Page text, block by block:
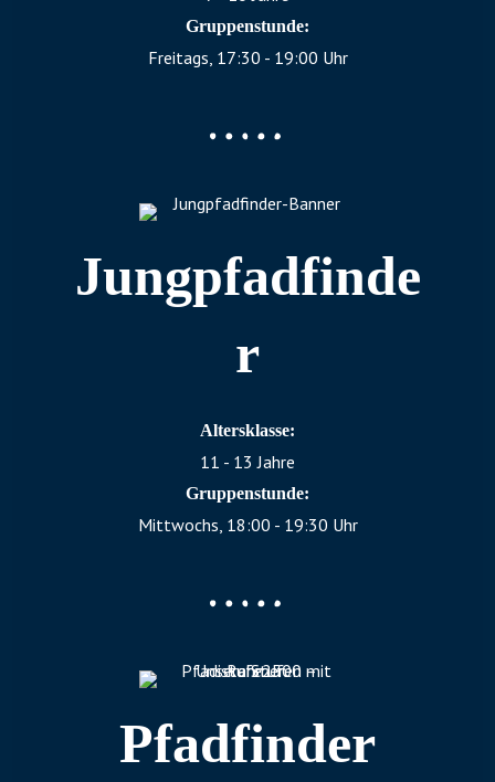
Gruppenstunde:
Freitags, 17:30 - 19:00 Uhr
Jungpfadfinde
r
Altersklasse:
11 - 13 Jahre
Gruppenstunde:
Mittwochs, 18:00 - 19:30 Uhr
Pfadfinder